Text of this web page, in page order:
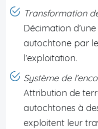
Transformation
Décimation
autochtone par
l’exploitation.
Système de
Attribution de
autochtones à
exploitent leur